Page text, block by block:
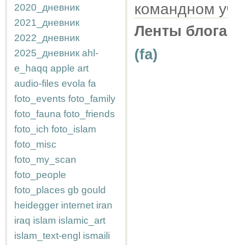
2020_дневник
2021_дневник
2022_дневник
2025_дневник ahl-
e_haqq apple art
audio-files evola fa
foto_events foto_family
foto_fauna foto_friends
foto_ich foto_islam
foto_misc
foto_my_scan
foto_people
foto_places gb gould
heidegger internet iran
iraq islam islamic_art
islam_text-engl ismaili
командном
Ленты
(fa)